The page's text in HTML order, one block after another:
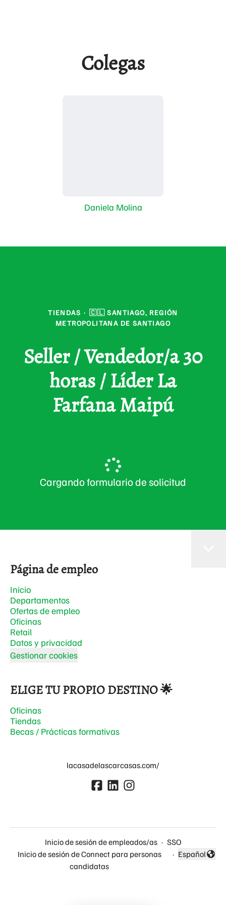
Colegas
Daniela Molina
TIENDAS · 🇨🇱 SANTIAGO, REGIÓN
METROPOLITANA DE SANTIAGO
Seller / Vendedor/a 30
horas / Líder La
Farfana Maipú
Cargando formulario de solicitud
Página de empleo
Inicio
Departamentos
Ofertas de empleo
Oficinas
Retail
Datos y privacidad
Gestionar cookies
ELIGE TU PROPIO DESTINO 🌟
Oficinas
Tiendas
Becas / Prácticas formativas
lacasadelascarcasas.com/
Inicio de sesión de empleados/as · SSO
Inicio de sesión de Connect para personas
candidatas
·
Cambiar
Español